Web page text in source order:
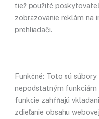
tiež použité
zobrazovanie reklám na
prehliadači.
Funkčné: Toto sú
nepodstatným funkciám
funkcie zahŕňajú
zdieľanie obsahu